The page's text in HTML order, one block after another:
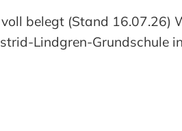
belegt (Stand 16.07.26)
Lindgren-Grundschule